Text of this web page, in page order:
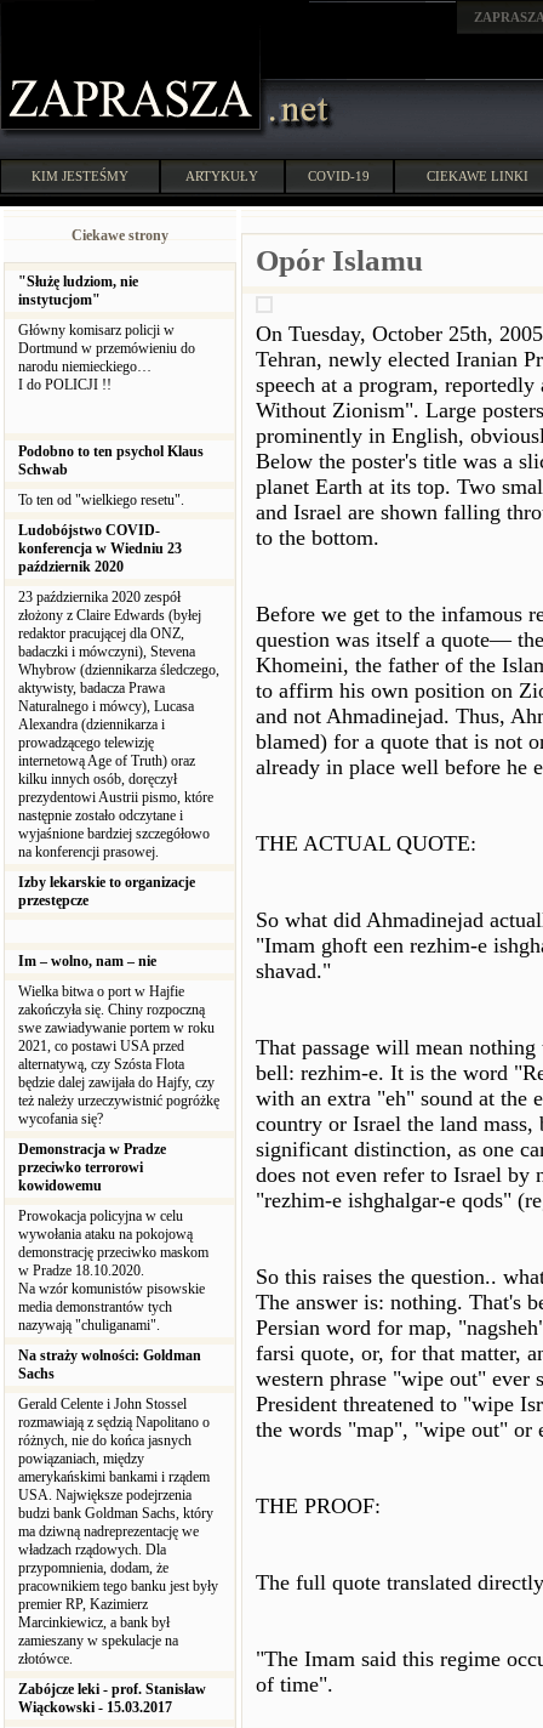
KIM JESTEŚMY ARTYKUŁY COVID-19 CIEKAWE LINKI
Ciekawe strony
"Służę ludziom, nie
instytucjom"
Główny komisarz policji w
Dortmund w przemówieniu do
narodu niemieckiego…
I do POLICJI !!
Podobno to ten psychol Klaus
Schwab
To ten od "wielkiego resetu".
Ludobójstwo COVID-
konferencja w Wiedniu 23
październik 2020
23 października 2020 zespół
złożony z Claire Edwards (byłej
redaktor pracującej dla ONZ,
badaczki i mówczyni), Stevena
Whybrow (dziennikarza śledczego,
aktywisty, badacza Prawa
Naturalnego i mówcy), Lucasa
Alexandra (dziennikarza i
prowadzącego telewizję
internetową Age of Truth) oraz
kilku innych osób, doręczył
prezydentowi Austrii pismo, które
następnie zostało odczytane i
wyjaśnione bardziej szczegółowo
na konferencji prasowej.
Izby lekarskie to organizacje
przestępcze
Im – wolno, nam – nie
Wielka bitwa o port w Hajfie
zakończyła się. Chiny rozpoczną
swe zawiadywanie portem w roku
2021, co postawi USA przed
alternatywą, czy Szósta Flota
będzie dalej zawijała do Hajfy, czy
też należy urzeczywistnić pogróżkę
wycofania się?
Demonstracja w Pradze
przeciwko terrorowi
kowidowemu
Prowokacja policyjna w celu
wywołania ataku na pokojową
demonstrację przeciwko maskom
w Pradze 18.10.2020.
Na wzór komunistów pisowskie
media demonstrantów tych
nazywają "chuliganami".
Na straży wolności: Goldman
Sachs
Gerald Celente i John Stossel
rozmawiają z sędzią Napolitano o
różnych, nie do końca jasnych
powiązaniach, między
amerykańskimi bankami i rządem
USA. Największe podejrzenia
budzi bank Goldman Sachs, który
ma dziwną nadreprezentację we
władzach rządowych. Dla
przypomnienia, dodam, że
pracownikiem tego banku jest były
premier RP, Kazimierz
Marcinkiewicz, a bank był
zamieszany w spekulacje na
złotówce.
Zabójcze leki - prof. Stanisław
Wiąckowski - 15.03.2017
Opór Islamu
On Tuesday, October 25th,
Tehran, newly elected Iranian
speech at a program,
Without Zionism". Large
prominently in English,
Below the poster's title was a
planet Earth at its top. Two
and Israel are shown falling
to the bottom.
Before we get to the infamous
question was itself a quote—
Khomeini, the father of the
to affirm his own position on
and not Ahmadinejad. Thus,
blamed) for a quote that is not
already in place well before he
THE ACTUAL QUOTE:
So what did Ahmadinejad
"Imam ghoft een rezhim-e
shavad."
That passage will mean
bell: rezhim-e. It is the word
with an extra "eh" sound at the
country or Israel the land
significant distinction, as one
does not even refer to Israel by
"rezhim-e ishghalgar-e qods"
So this raises the question..
The answer is: nothing. That's
Persian word for map,
farsi quote, or, for that matter,
western phrase "wipe out" ever
President threatened to "wipe
the words "map", "wipe out" or
THE PROOF:
The full quote translated
"The Imam said this regime
of time".